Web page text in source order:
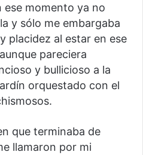
momento ya no
y sólo me embargaba
placidez al estar en ese
pareciera
y bullicioso a la
orquestado con el
que terminaba de
llamaron por mi